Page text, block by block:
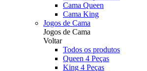
Cama Queen
Cama King
Jogos de Cama
Jogos de Cama
Voltar
Todos os produtos
Queen 4 Peças
King 4 Peças